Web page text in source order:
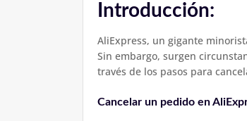
Introducción:
AliExpress, un gigante
Sin embargo, surgen
través de los pasos para
Cancelar un pedido en